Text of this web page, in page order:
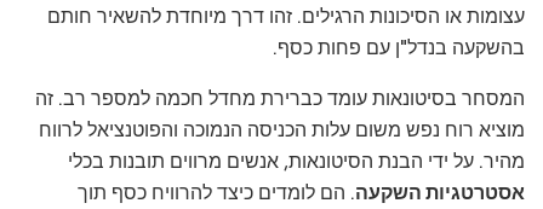
עצומות או הסיכונות הרגילים. זהו דרך מיוחדת להשאיר חותם
בהשקעה בנדל"ן עם פחות כסף.
המסחר בסיטונאות עומד כברירת מחדל חכמה למספר רב. זה
מוציא רוח נפש משום עלות הכניסה הנמוכה והפוטנציאל לרווח
מהיר. על ידי הבנת הסיטונאות, אנשים מרווים תובנות בכלי
אסטרטגיות השקעה. הם לומדים כיצד להרוויח כסף תוך